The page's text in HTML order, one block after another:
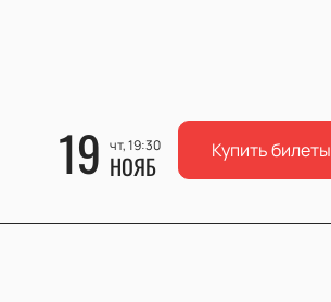
19 чт, 19:30
НОЯБ Купить билеты